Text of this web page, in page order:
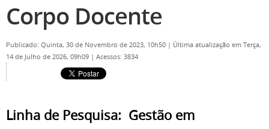
Corpo Docente
Publicado: Quinta, 30 de Novembro de 2023, 10h50 | Última atualização em Terça,
14 de Julho de 2026, 09h09 | Acessos: 3834
Linha de Pesquisa: Gestão em